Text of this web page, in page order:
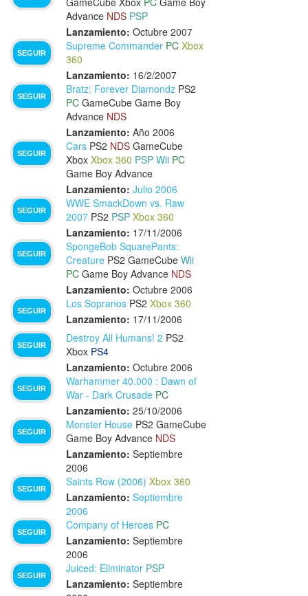
Advance NDS PSP
Lanzamiento: Octubre 2007
SEGUIR
Supreme Commander PC Xbox
360
Lanzamiento: 16/2/2007
SEGUIR
Bratz: Forever Diamondz PS2
PC GameCube Game Boy
Advance NDS
Lanzamiento: Año 2006
SEGUIR
Cars PS2 NDS GameCube
Xbox Xbox 360 PSP Wii PC
Game Boy Advance
Lanzamiento: Julio 2006
SEGUIR
WWE SmackDown vs. Raw
2007 PS2 PSP Xbox 360
Lanzamiento: 17/11/2006
SEGUIR
SpongeBob SquarePants:
Creature PS2 GameCube Wii
PC Game Boy Advance NDS
Lanzamiento: Octubre 2006
SEGUIR
Los Sopranos PS2 Xbox 360
Lanzamiento: 17/11/2006
SEGUIR
Destroy All Humans! 2 PS2
Xbox PS4
Lanzamiento: Octubre 2006
SEGUIR
Warhammer 40.000 : Dawn of
War - Dark Crusade PC
Lanzamiento: 25/10/2006
SEGUIR
Monster House PS2 GameCube
Game Boy Advance NDS
Lanzamiento: Septiembre
2006
SEGUIR
Saints Row (2006) Xbox 360
Lanzamiento: Septiembre
2006
SEGUIR
Company of Heroes PC
Lanzamiento: Septiembre
2006
SEGUIR
Juiced: Eliminator PSP
Lanzamiento: Septiembre